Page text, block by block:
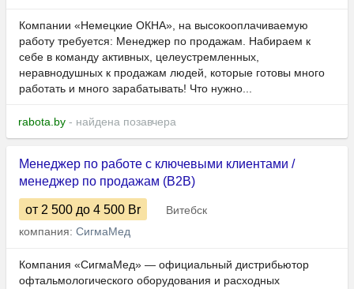
Компании «Немецкие ОКНА», на высокооплачиваемую
работу требуется: Менеджер по продажам. Набираем к
себе в команду активных, целеустремленных,
неравнодушных к продажам людей, которые готовы много
работать и много зарабатывать! Что нужно...
rabota.by - найдена позавчера
Менеджер по работе с ключевыми клиентами /
менеджер по продажам (B2B)
от 2 500 до 4 500 Br
Витебск
компания: СигмаМед
Компания «СигмаМед» — официальный дистрибьютор
офтальмологического оборудования и расходных